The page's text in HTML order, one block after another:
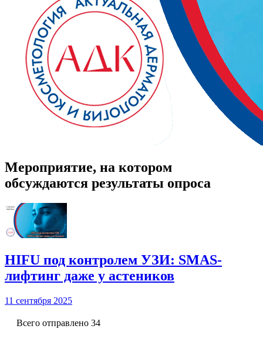
Мероприятие, на котором
обсуждаются результаты опроса
HIFU под контролем УЗИ: SMAS-
лифтинг даже у астеников
11 сентября 2025
Всего отправлено 34